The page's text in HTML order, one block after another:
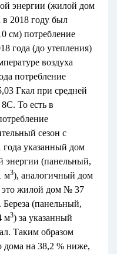
энергии (жилой дом
в 2018 году был
см) потребление
года (до утепления)
воздуха
потребление
Гкал при средней
То есть в
сезон с
года указанный дом
энергии (панельный,
м3), аналогичный дом
это жилой дом № 37
Береза (панельный,
м3) за указанный
Таким образом
дома на 38,2 % ниже,